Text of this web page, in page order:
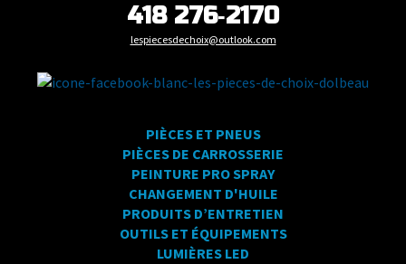
418 276‑2170
lespiecesdechoix@outlook.com
PIÈCES ET PNEUS
PIÈCES DE CARROSSERIE
PEINTURE PRO SPRAY
CHANGEMENT D'HUILE
PRODUITS D’ENTRETIEN
OUTILS ET ÉQUIPEMENTS
LUMIÈRES LED